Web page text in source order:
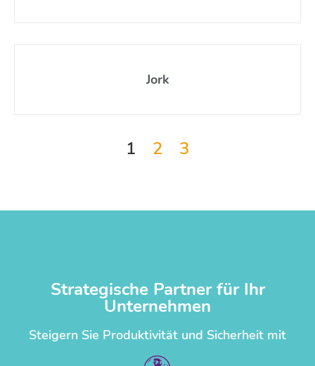
Jork
1 2 3
Strategische Partner für Ihr
Unternehmen
Steigern Sie Produktivität und Sicherheit mit